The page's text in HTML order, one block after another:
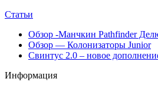
Статьи
Обзор -Манчкин Pathfinder
Обзор — Колонизаторы Junior
Свинтус 2.0 – новое
Информация